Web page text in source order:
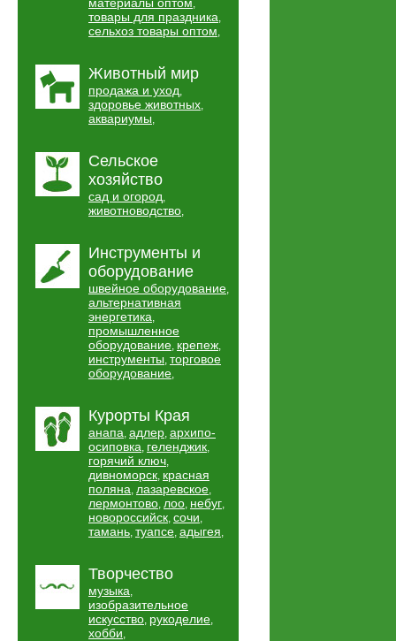
,
товары для праздника,
сельхоз товары оптом,
Животный мир
продажа и уход,
здоровье животных,
аквариумы,
Сельское
хозяйство
сад и огород,
животноводство,
Инструменты и
оборудование
швейное оборудование,
альтернативная
энергетика,
промышленное
оборудование, крепеж,
инструменты, торговое
оборудование,
Курорты Края
анапа, адлер, архипо-
осиповка, геленджик,
горячий ключ,
дивноморск, красная
поляна, лазаревское,
лермонтово, лоо, небуг,
новороссийск, сочи,
тамань, туапсе, адыгея,
Творчество
музыка,
изобразительное
искусство, рукоделие,
хобби,